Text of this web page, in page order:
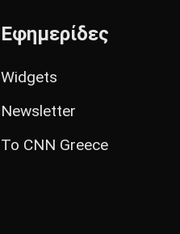
Εφημερίδες
Widgets
Newsletter
Το CNN Greece